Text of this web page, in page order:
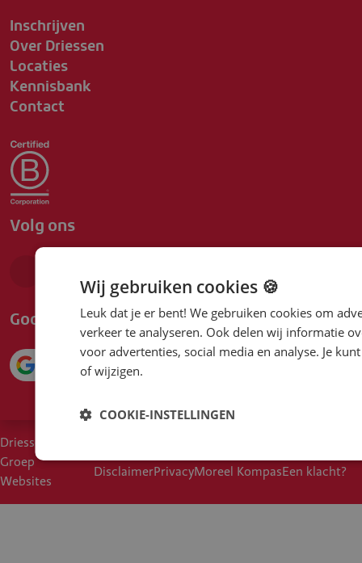
Inschrijven
Over Driessen
Locaties
Kennisbank
Contact
Volg ons
Google beoordeling
Driessen
Groep
Websites
DisclaimerPrivacyMoreel KompasEen klacht?
Wij gebruiken cookies 🍪
Leuk dat je er bent! We gebruiken cookies om
verkeer te analyseren. Ook delen wij informatie
voor advertenties, social media en analyse. Je
of wijzigen.
COOKIE-INSTELLINGEN